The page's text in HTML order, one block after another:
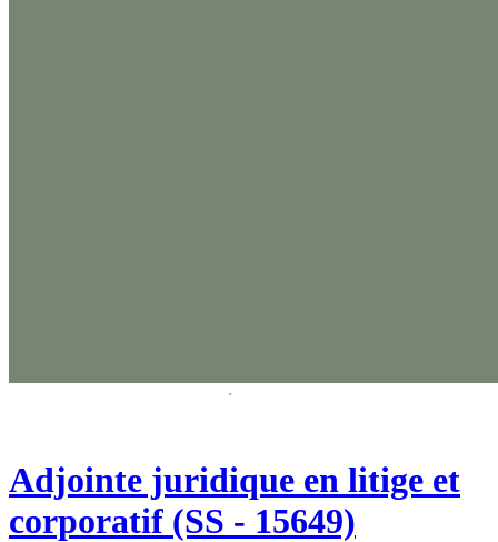
Adjointe juridique en litige et
corporatif (SS - 15649)